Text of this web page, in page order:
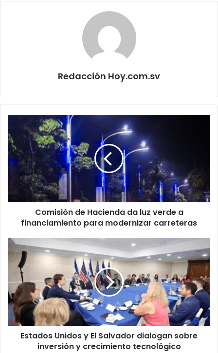
Redacción Hoy.com.sv
Hacienda
da
luz
verde
financiamiento
para
modernizar
carreteras
Comisión de Hacienda da luz verde a
financiamiento para modernizar carreteras
Estados
Unidos
y
Salvador
dialogan
sobre
inversión
y
crecimiento
tecnológico
Estados Unidos y El Salvador dialogan sobre
inversión y crecimiento tecnológico